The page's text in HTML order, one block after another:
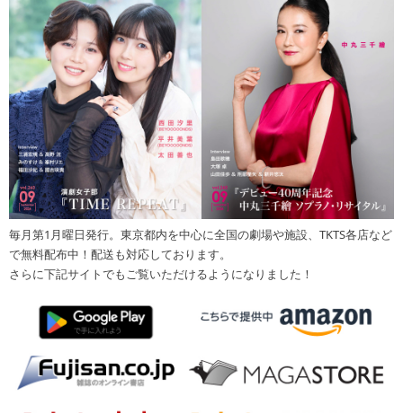
毎月第1月曜日発行。東京都内を中心に全国の劇場や施設、TKTS各店など
で無料配布中！配送も対応しております。
さらに下記サイトでもご覧いただけるようになりました！